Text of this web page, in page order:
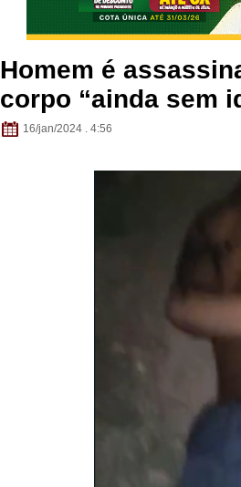
Homem é
corpo “ainda sem
16/jan/2024 . 4:56